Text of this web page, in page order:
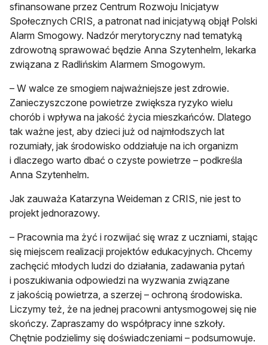
sfinansowane przez Centrum Rozwoju Inicjatyw
Społecznych CRIS, a patronat nad inicjatywą objął Polski
Alarm Smogowy. Nadzór merytoryczny nad tematyką
zdrowotną sprawować będzie Anna Szytenhelm, lekarka
związana z Radlińskim Alarmem Smogowym.
– W walce ze smogiem najważniejsze jest zdrowie.
Zanieczyszczone powietrze zwiększa ryzyko wielu
chorób i wpływa na jakość życia mieszkańców. Dlatego
tak ważne jest, aby dzieci już od najmłodszych lat
rozumiały, jak środowisko oddziałuje na ich organizm
i dlaczego warto dbać o czyste powietrze – podkreśla
Anna Szytenhelm.
Jak zauważa Katarzyna Weideman z CRIS, nie jest to
projekt jednorazowy.
– Pracownia ma żyć i rozwijać się wraz z uczniami, stając
się miejscem realizacji projektów edukacyjnych. Chcemy
zachęcić młodych ludzi do działania, zadawania pytań
i poszukiwania odpowiedzi na wyzwania związane
z jakością powietrza, a szerzej – ochroną środowiska.
Liczymy też, że na jednej pracowni antysmogowej się nie
skończy. Zapraszamy do współpracy inne szkoły.
Chętnie podzielimy się doświadczeniami – podsumowuje.